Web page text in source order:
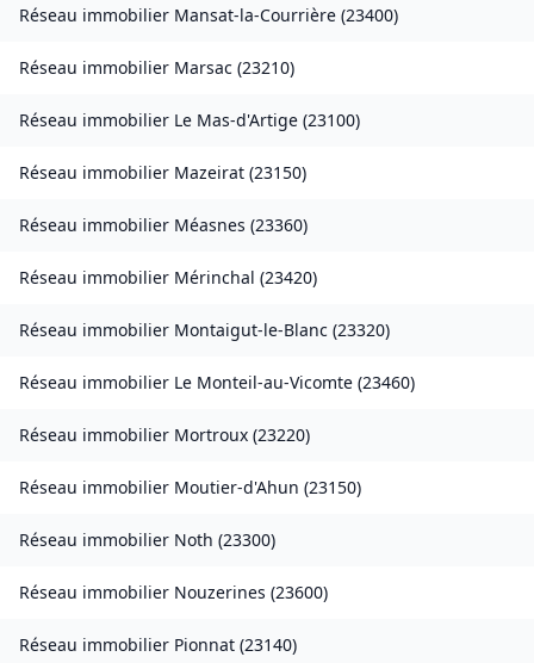
Réseau immobilier Mansat-la-Courrière (23400)
Réseau immobilier Marsac (23210)
Réseau immobilier Le Mas-d'Artige (23100)
Réseau immobilier Mazeirat (23150)
Réseau immobilier Méasnes (23360)
Réseau immobilier Mérinchal (23420)
Réseau immobilier Montaigut-le-Blanc (23320)
Réseau immobilier Le Monteil-au-Vicomte (23460)
Réseau immobilier Mortroux (23220)
Réseau immobilier Moutier-d'Ahun (23150)
Réseau immobilier Noth (23300)
Réseau immobilier Nouzerines (23600)
Réseau immobilier Pionnat (23140)